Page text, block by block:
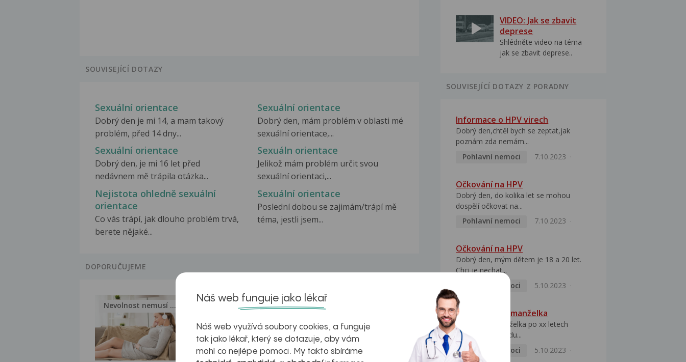
SOUVISEJÍCÍ DOTAZY
Sexuální orientace
Dobrý den je mi 14, a mam takový
problém, před 14 dny...
Sexuální orientace
Dobrý den, mám problém v oblasti mé
sexuální orientace,...
Sexuální orientace
Dobrý den, je mi 16 let před
nedávnem mě trápila otázka...
Sexuáln orientace
Jelikož mám problém určit svou
sexuální orientaci,...
Nejistota ohledně sexuální
orientace
Co vás trápí, jak dlouho problém trvá,
berete nějaké...
Sexuální orientace
Poslední dobou se zajimám/trápí mě
téma, jestli jsem...
DOPORUČUJEME
Nevolnost nemusí být nutnou... Jak na zdravá játra?
VIDEO: Jak se zbavit
deprese
Shlédněte video na téma
jak se zbavit deprese..
SOUVISEJÍCÍ DOTAZY Z PORADNY
Informace o HPV virech
Dobrý den,chtěl bych se zeptat,jak
poznám zda nemám...
Pohlavní nemoci
7.10.2023
Očkování na HPV
Dobrý den, do kolika let se mohou
dospělí očkovat na...
Pohlavní nemoci
7.10.2023
Očkování na HPV
Dobrý den, mým dětem je 18 a 20 let.
Chci je nechat...
Pohlavní nemoci
5.10.2023
HPV pozitivní manželka
Dobrý den, manželka po xx letech
přivezla z Východu...
Pohlavní nemoci
5.10.2023
Náš web funguje jako lékař
Náš web využívá soubory cookies, a funguje
tak jako lékař, který se dotazuje, aby vám
mohl co nejlépe pomoci. My takto sbíráme